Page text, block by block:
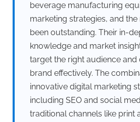
beverage manufacturing
marketing strategies, and
been outstanding. Their in-
knowledge and market
target the right audience and
brand effectively. The
innovative digital marketing
including SEO and social
traditional channels like print